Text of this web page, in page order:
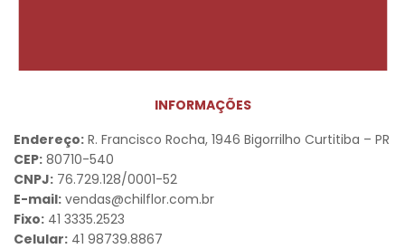
INFORMAÇÕES
Endereço: R. Francisco Rocha, 1946 Bigorrilho Curtitiba – PR
CEP: 80710-540
CNPJ: 76.729.128/0001-52
E-mail: vendas@chilflor.com.br
Fixo: 41 3335.2523
Celular: 41 98739.8867